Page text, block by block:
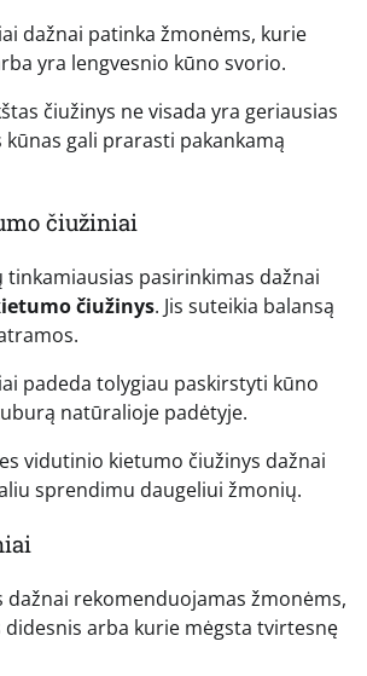
dažnai patinka žmonėms, kurie
yra lengvesnio kūno svorio.
čiužinys ne visada yra geriausias
gali prarasti pakankamą
čiužiniai
tinkamiausias pasirinkimas dažnai
čiužinys. Jis suteikia balansą
padeda tolygiau paskirstyti kūno
natūralioje padėtyje.
vidutinio kietumo čiužinys dažnai
sprendimu daugeliui žmonių.
dažnai rekomenduojamas žmonėms,
arba kurie mėgsta tvirtesnę